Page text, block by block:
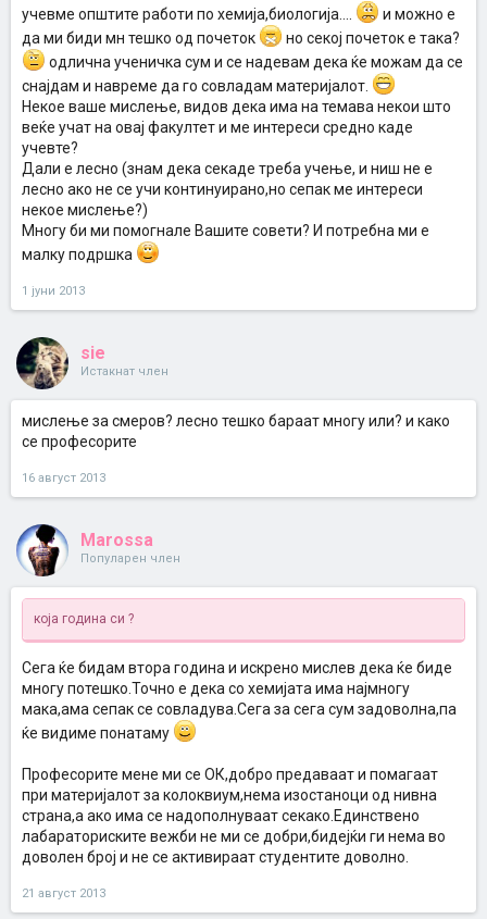
учевме општите работи по хемија,биологија....
и можно е
да ми биди мн тешко од почеток
но секој почеток е така?
одлична ученичка сум и се надевам дека ќе можам да се
снајдам и навреме да го совладам материјалот.
Некое ваше мислење, видов дека има на темава некои што
веќе учат на овај факултет и ме интереси средно каде
учевте?
Дали е лесно (знам дека секаде треба учење, и ниш не е
лесно ако не се учи континуирано,но сепак ме интереси
некое мислење?)
Многу би ми помогнале Вашите совети? И потребна ми е
малку подршка
1 јуни 2013
sie
Истакнат член
мислење за смеров? лесно тешко бараат многу или? и како
се професорите
16 август 2013
Marossa
Популарен член
која година си ?
Сега ќе бидам втора година и искрено мислев дека ќе биде
многу потешко.Точно е дека со хемијата има најмногу
мака,ама сепак се совладува.Сега за сега сум задоволна,па
ќе видиме понатаму
Професорите мене ми се ОК,добро предаваат и помагаат
при материјалот за колоквиум,нема изостаноци од нивна
страна,а ако има се надополнуваат секако.Единствено
лабараториските вежби не ми се добри,бидејќи ги нема во
доволен број и не се активираат студентите доволно.
21 август 2013